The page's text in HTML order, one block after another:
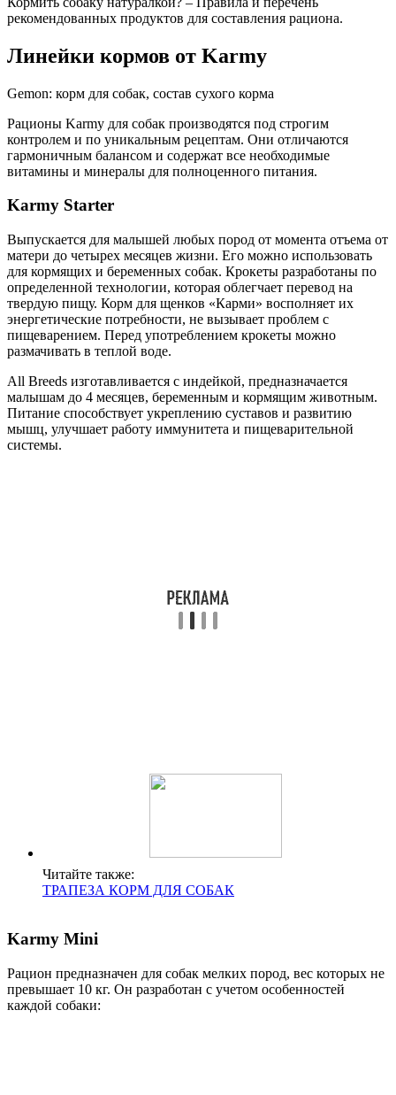
рекомендованных продуктов для составления рациона.
Линейки кормов от Karmy
Gemon: корм для собак, состав сухого корма
Рационы Karmy для собак производятся под строгим
контролем и по уникальным рецептам. Они отличаются
гармоничным балансом и содержат все необходимые
витамины и минералы для полноценного питания.
Karmy Starter
Выпускается для малышей любых пород от момента отъема от
матери до четырех месяцев жизни. Его можно использовать
для кормящих и беременных собак. Крокеты разработаны по
определенной технологии, которая облегчает перевод на
твердую пищу. Корм для щенков «Карми» восполняет их
энергетические потребности, не вызывает проблем с
пищеварением. Перед употреблением крокеты можно
размачивать в теплой воде.
All Breeds изготавливается с индейкой, предназначается
малышам до 4 месяцев, беременным и кормящим животным.
Питание способствует укреплению суставов и развитию
мышц, улучшает работу иммунитета и пищеварительной
системы.
Читайте также:
ТРАПЕЗА КОРМ ДЛЯ СОБАК
Karmy Mini
Рацион предназначен для собак мелких пород, вес которых не
превышает 10 кг. Он разработан с учетом особенностей
каждой собаки: